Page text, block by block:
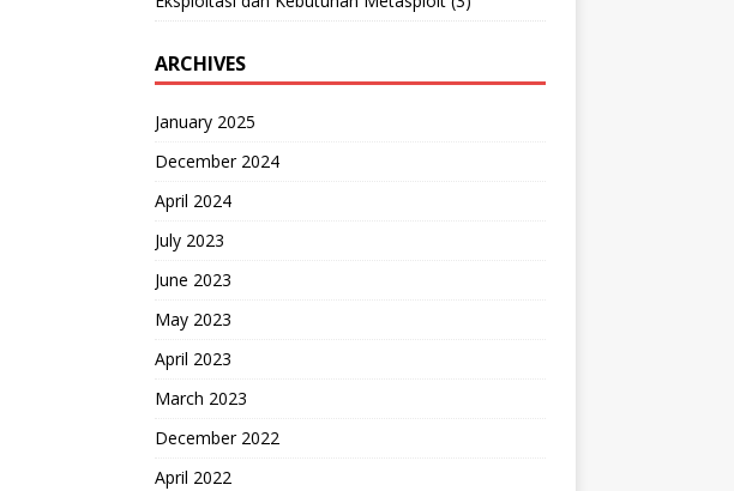
ARCHIVES
January 2025
December 2024
April 2024
July 2023
June 2023
May 2023
April 2023
March 2023
December 2022
April 2022